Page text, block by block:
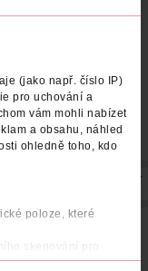
(jako např. číslo IP)
pro uchování a
vám mohli nabízet
a obsahu, náhled
ohledně toho, kdo
poloze, které
skenování pro
139 Kč
Pronamel